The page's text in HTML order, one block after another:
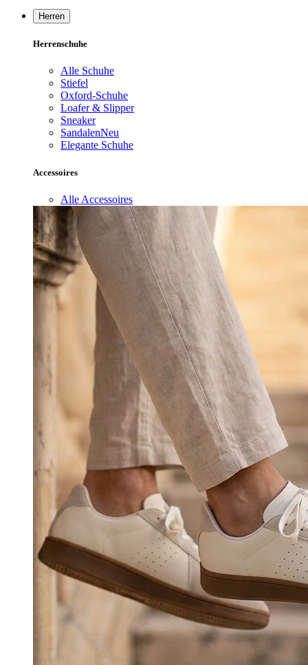
Herren
Herrenschuhe
Alle Schuhe
Stiefel
Oxford-Schuhe
Loafer & Slipper
Sneaker
SandalenNeu
Elegante Schuhe
Accessoires
Alle Accessoires